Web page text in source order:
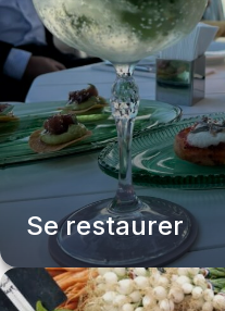
Se restaurer
Bars et Restaurants